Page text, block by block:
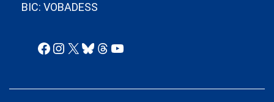
BIC: VOBADESS
Facebook
Instagram
X Bluesky
Threads
YouTube